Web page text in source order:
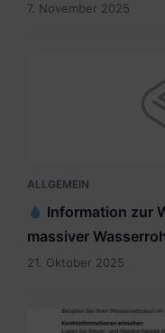
7. November 2025
ALLGEMEIN
Information zur
massiver
21. Oktober 2025
Digitales